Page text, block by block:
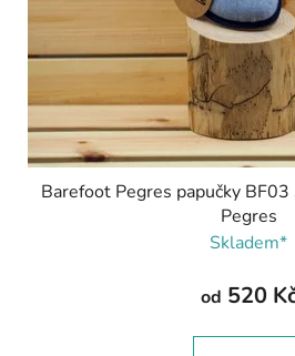
Barefoot Pegres papučky
Pegres
Skladem*
od 520